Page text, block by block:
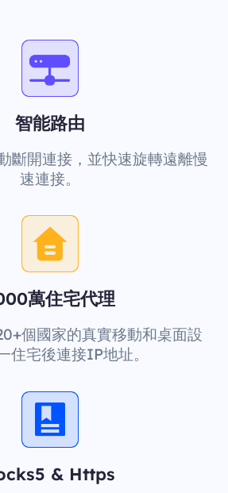
智能路由
斷開連接，並快速旋轉遠離慢
速連接。
萬住宅代理
個國家的真實移動和桌面設
住宅後連接IP地址。
& Https